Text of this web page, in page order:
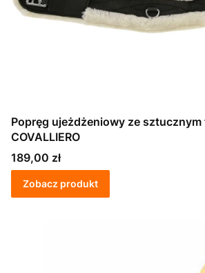
Popręg ujeżdżeniowy ze
COVALLIERO
Cena
189,00 zł
Zobacz produkt